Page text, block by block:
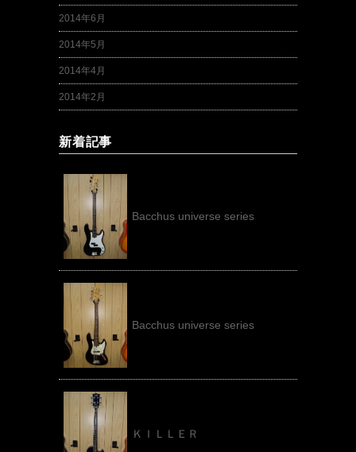
2014年6月
2014年5月
2014年4月
2014年2月
新着記事
Bacchus universe series
Bacchus universe series
ＫＩＬＬＥＲ